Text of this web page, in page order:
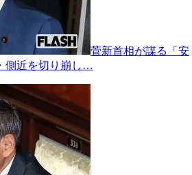
菅新首相が謀る「安
側近を切り崩し…